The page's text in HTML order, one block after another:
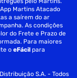
Martins Atacado
a saírem do ar
As condições
do Frete e Prazo de
Para maiores
oeFácil para
S.A. - Todos